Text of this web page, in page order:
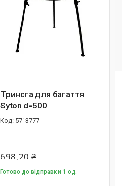
Тринога для багаття
Syton d=500
5713777
698,20 ₴
Готово до відправки 1 од.